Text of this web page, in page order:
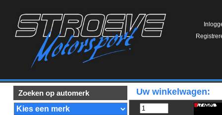
Zoeken op automerk Uw winkelwagen: